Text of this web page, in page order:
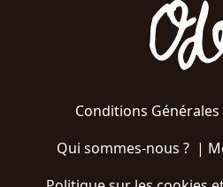
Conditions
Qui sommes-nous ?|